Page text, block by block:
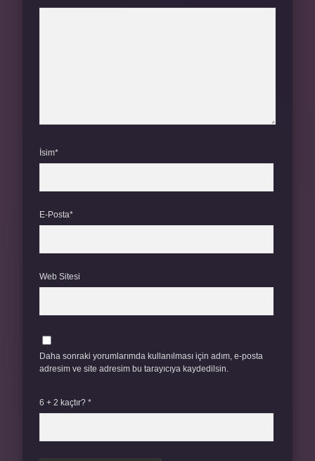
İsim*
E-Posta*
Web Sitesi
Daha sonraki yorumlarımda kullanılması için adım, e-posta
adresim ve site adresim bu tarayıcıya kaydedilsin.
6 + 2 kaçtır? *